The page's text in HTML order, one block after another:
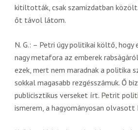
kitiltották, csak szamizdatban
őt távol látom.
N. G.: – Petri úgy politikai költő,
nagy metafora az emberek
ezek, mert nem maradnak a politika
sokkal magasabb rezgésszámuk. Ő
publicisztikus verseket írt. Petrit
ismerem, a hagyományosan olvasott